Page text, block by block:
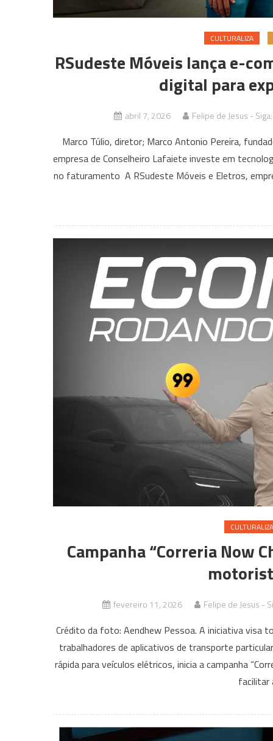
CULTURALIZA
RSudeste Móveis lança e-
digital para
abril 7, 2026 Felipe de Jesus -
Marco Túlio, diretor; Marco Antonio Pereira,
empresa de Conselheiro Lafaiete investe em
no faturamento A RSudeste Móveis e Eletros,
CULTURALIZA
Campanha “Correria Now
fevereiro 11, 2026 Felipe de Jesus -
Crédito da foto: Aendhew Pessoa. A iniciativa visa
trabalhadores de aplicativos de transporte
rápida para veículos elétricos, inicia a campanha
facilitar